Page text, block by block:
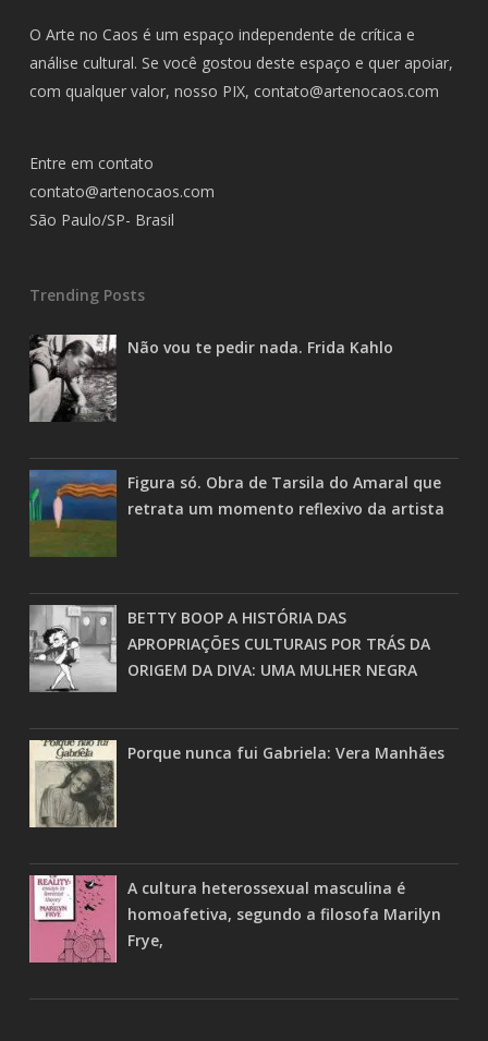
O Arte no Caos é um espaço independente de crítica e
análise cultural. Se você gostou deste espaço e quer apoiar,
com qualquer valor, nosso PIX, contato@artenocaos.com
Entre em contato
contato@artenocaos.com
São Paulo/SP- Brasil
Trending Posts
Não vou te pedir nada. Frida Kahlo
Figura só. Obra de Tarsila do Amaral que
retrata um momento reflexivo da artista
BETTY BOOP A HISTÓRIA DAS
APROPRIAÇÕES CULTURAIS POR TRÁS DA
ORIGEM DA DIVA: UMA MULHER NEGRA
Porque nunca fui Gabriela: Vera Manhães
A cultura heterossexual masculina é
homoafetiva, segundo a filosofa Marilyn
Frye,